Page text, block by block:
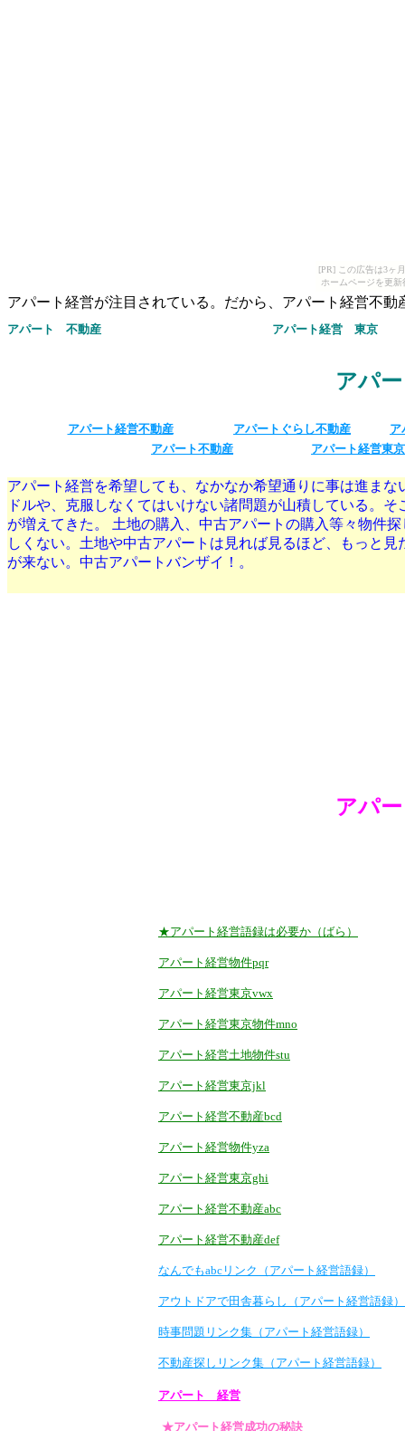
[PR] この広告は3ヶ
ホームページを更
アパート経営が注目されている。だから、アパート経営不
アパート 不動産 アパート経営 東京
アパ
アパート経営不動産 アパートぐらし不動産
ア
アパート不動産
アパート経営東京
アパート経営を希望しても、なかなか希望通りに事は進ま
ドルや、克服しなくてはいけない諸問題が山積している。
が増えてきた。 土地の購入、中古アパートの購入等々物件
しくない。土地や中古アパートは見れば見るほど、もっと
が来ない。中古アパートバンザイ！。
アパ
★アパート経営語録は必要か（ばら）
アパート経営物件pqr
アパート経営東京vwx
アパート経営東京物件mno
アパート経営土地物件stu
アパート経営東京jkl
アパート経営不動産bcd
アパート経営物件yza
アパート経営東京ghi
アパート経営不動産abc
アパート経営不動産def
なんでもabcリンク（アパート経営語録）
アウトドアで田舎暮らし（アパート経営語録）
時事問題リンク集（アパート経営語録）
不動産探しリンク集（アパート経営語録）
アパート 経営
★アパート経営成功の秘訣